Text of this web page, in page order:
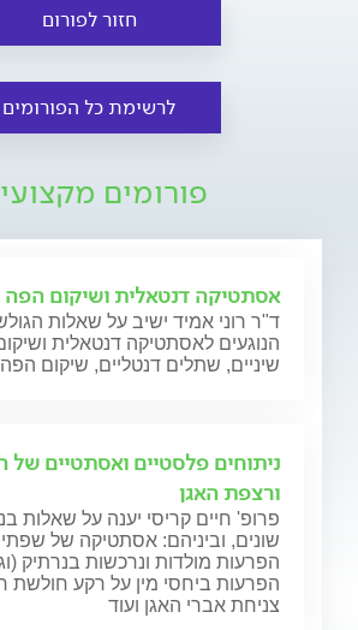
חזור לפורום
לרשימת כל הפורומים
פורומים
אסתטיקה דנטאלית ושיקום הפה
ד"ר רוני אמיד ישיב על שאלות
הנוגעים לאסתטיקה דנטאלית
שיניים, שתלים דנטליים, שיקום הפה
ניתוחים פלסטיים ואסתטיים של
ורצפת האגן
פרופ' חיים קריסי יענה על שאלות
שונים, וביניהם: אסתטיקה של
הפרעות מולדות ונרכשות בנרתיק
הפרעות ביחסי מין על רקע חולשת
צניחת אברי האגן ועוד